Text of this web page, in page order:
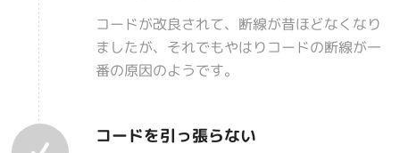
コードが改良されて、断線が昔ほどなくなり
ましたが、それでもやはりコードの断線が一
番の原因のようです。
コードを引っ張らない